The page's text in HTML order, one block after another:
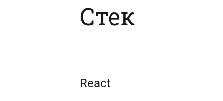
Стек
React